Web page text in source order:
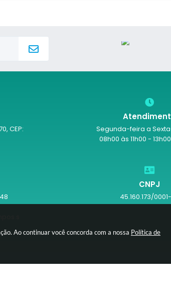
Ao continuar você concorda com a nossa Política de
Segunda-feira a
08h00 às 11h00 -
CNPJ
45.160.173/
CEP: